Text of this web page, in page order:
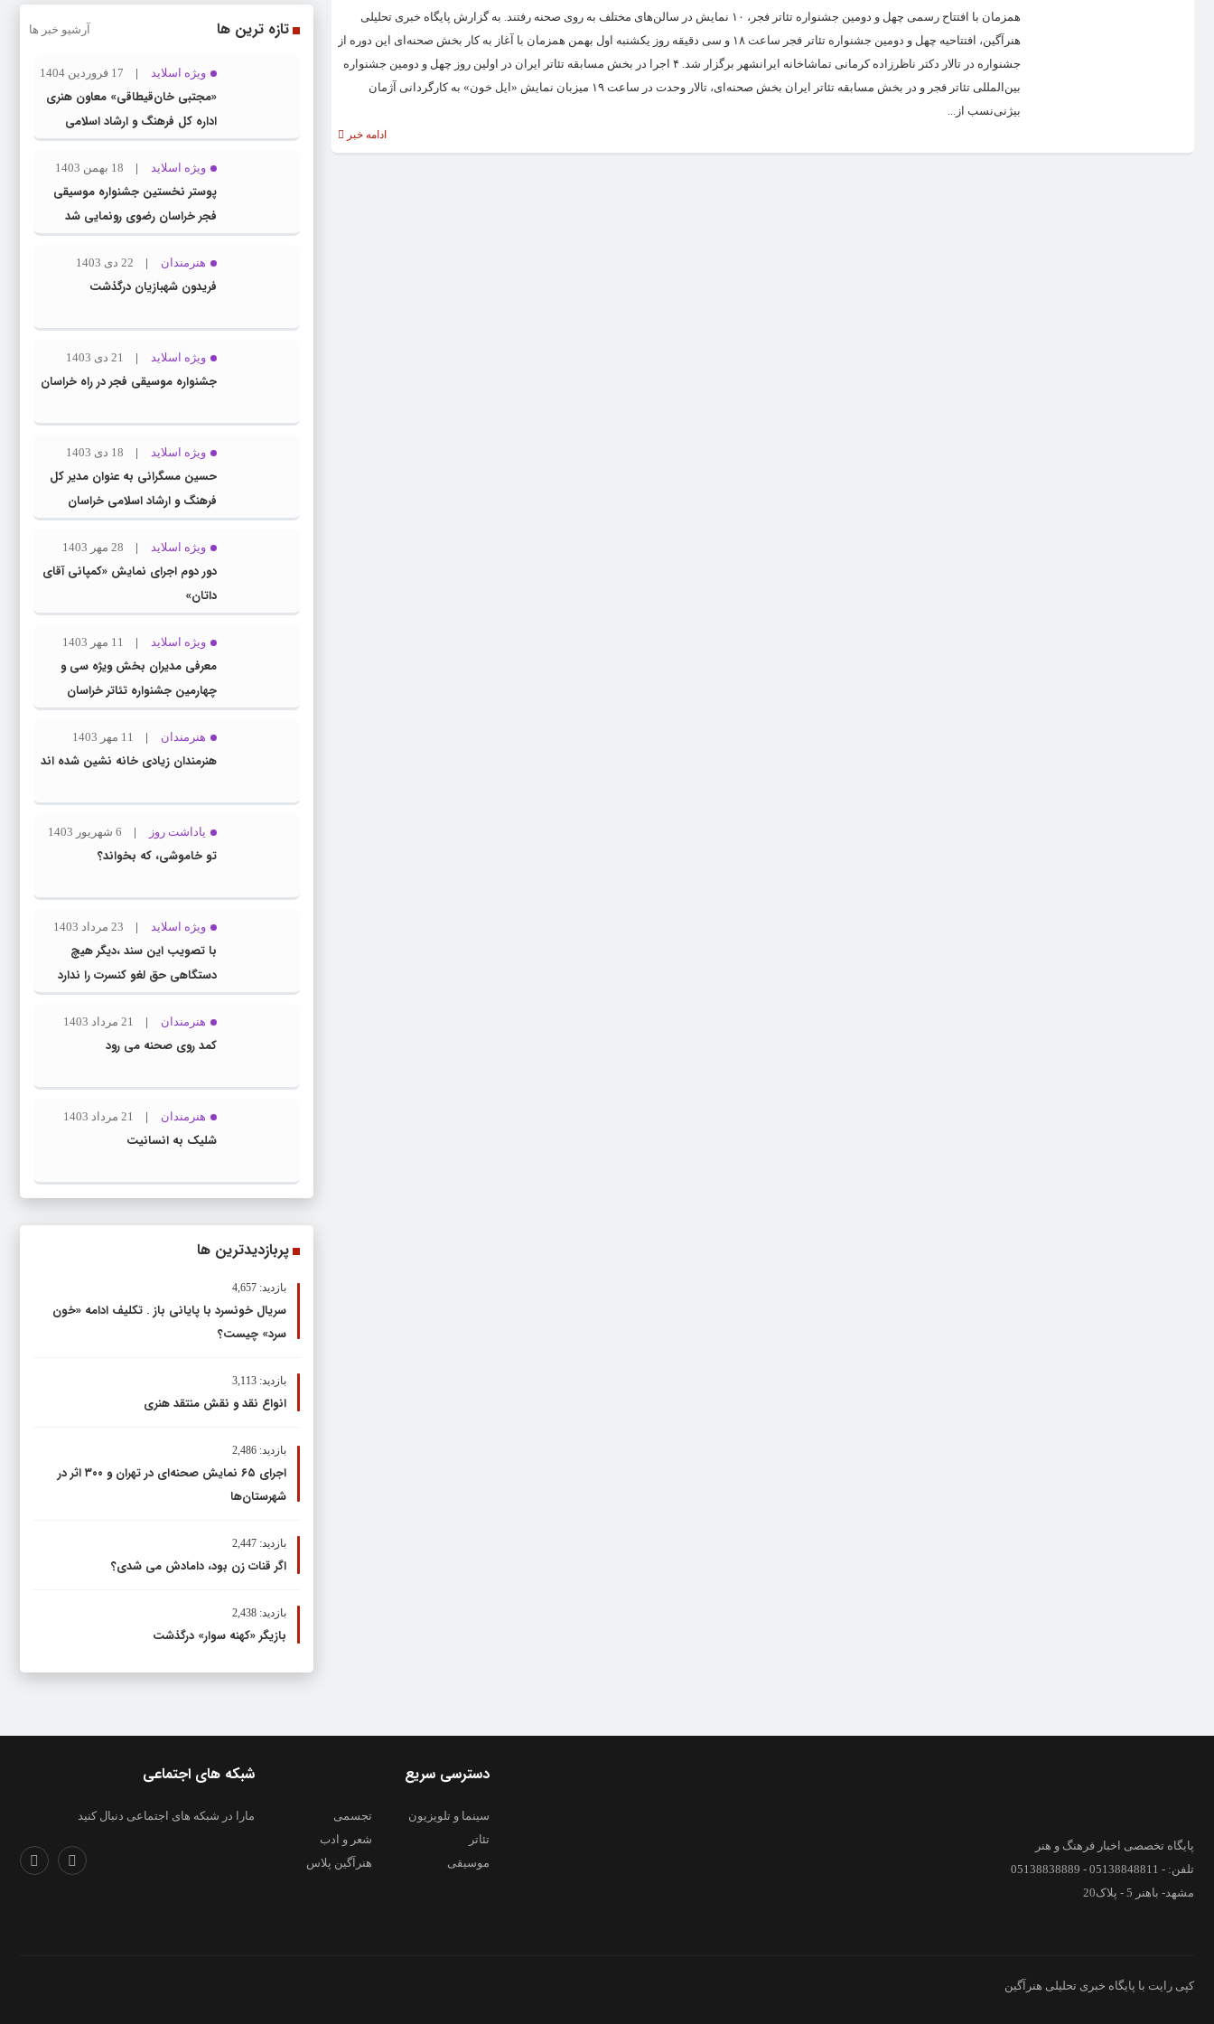
همزمان با افتتاح رسمی چهل و دومین جشنواره تئاتر فجر، ۱۰ نمایش در سالن‌های مختلف به روی صحنه رفتند. به گزارش پایگاه خبری تحلیلی
هنرآگین، افتتاحیه چهل و دومین جشنواره تئاتر فجر ساعت ۱۸ و سی دقیقه روز یکشنبه اول بهمن همزمان با آغاز به کار بخش صحنه‌ای این دوره از
جشنواره در تالار دکتر ناظرزاده کرمانی تماشاخانه ایرانشهر برگزار شد. ۴ اجرا در بخش مسابقه تئاتر ایران در اولین روز چهل و دومین جشنواره
بین‌المللی تئاتر فجر و در بخش مسابقه تئاتر ایران بخش صحنه‌ای، تالار وحدت در ساعت ۱۹ میزبان نمایش «ایل خون» به کارگردانی آژمان
بیژنی‌نسب از...
ادامه خبر
تازه ترین ها آرشیو خبر ها
ویژه اسلاید 17 فروردین 1404
«مجتبی خان‌قیطاقی» معاون هنری
اداره کل فرهنگ و ارشاد اسلامی
خراسان رضوی شد
ویژه اسلاید 18 بهمن 1403
پوستر نخستین جشنواره موسیقی
فجر خراسان رضوی رونمایی شد
هنرمندان 22 دی 1403
فریدون شهبازیان درگذشت
ویژه اسلاید 21 دی 1403
جشنواره موسیقی فجر در راه خراسان
ویژه اسلاید 18 دی 1403
حسین مسگرانی به عنوان مدیر کل
فرهنگ و ارشاد اسلامی خراسان
رضوی معرفی شد
ویژه اسلاید 28 مهر 1403
دور دوم اجرای نمایش «کمپانی آقای
داتان»
ویژه اسلاید 11 مهر 1403
معرفی مدیران بخش ویژه سی و
چهارمین جشنواره تئاتر خراسان
رضوی
هنرمندان 11 مهر 1403
هنرمندان زیادی خانه نشین شده اند
یاداشت روز 6 شهریور 1403
تو خاموشی، که بخواند؟
ویژه اسلاید 23 مرداد 1403
با تصویب این سند ،دیگر هیچ
دستگاهی حق لغو کنسرت را ندارد
هنرمندان 21 مرداد 1403
کمد روی صحنه می رود
هنرمندان 21 مرداد 1403
شلیک به انسانیت
پربازدیدترین ها
بازدید: 4,657
سریال خونسرد با پایانی باز . تکلیف ادامه «خون
سرد» چیست؟
بازدید: 3,113
انواع نقد و نقش منتقد هنری
بازدید: 2,486
اجرای ۶۵ نمایش صحنه‌ای در تهران و ۳۰۰ اثر در
شهرستان‌ها
بازدید: 2,447
اگر قنات زن بود، دامادش می شدی؟
بازدید: 2,438
بازیگر «کهنه سوار» درگذشت
پایگاه تخصصی اخبار فرهنگ و هنر
تلفن: - 05138848811 - 05138838889
مشهد- باهنر 5 - پلاک20
شبکه های اجتماعی
مارا در شبکه های اجتماعی دنبال کنید
دسترسی سریع
سینما و تلویزیون
تجسمی
تئاتر
شعر و ادب
موسیقی
هنرآگین پلاس
کپی رایت با پایگاه خبری تحلیلی هنرآگین